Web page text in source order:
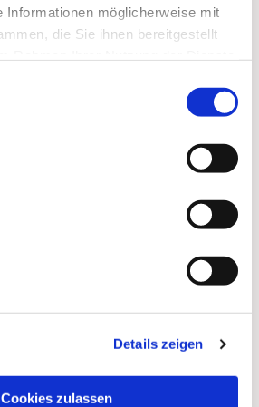
Informationen möglicherweise mit
die Sie ihnen bereitgestellt
Details zeigen
Cookies zulassen
Sie auch